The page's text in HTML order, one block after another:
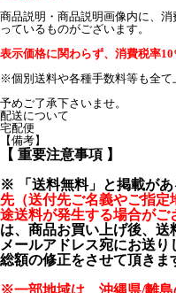
商品説明・商品説明画像内に、
っているものがございます。
表示価格に関わらず、消費税率
※個別送料や各種手数料等も全て
予めご了承下さいませ。
配送について
宅配便
【備考】
【 重要注意事項 】
※ 「送料無料」と掲載があ
先（送付先ご名義やご指定
途送料が発生する場合がご
は、商品お買い上げ後、
メールアドレス宛にお送
総額の修正をさせて頂きま